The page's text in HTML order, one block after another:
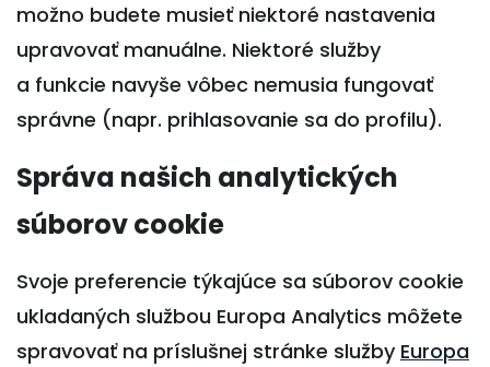
možno budete musieť niektoré nastavenia
upravovať manuálne. Niektoré služby
a funkcie navyše vôbec nemusia fungovať
správne (napr. prihlasovanie sa do profilu).
Správa našich analytických
súborov cookie
Svoje preferencie týkajúce sa súborov cookie
ukladaných službou Europa Analytics môžete
spravovať na príslušnej stránke služby Europa